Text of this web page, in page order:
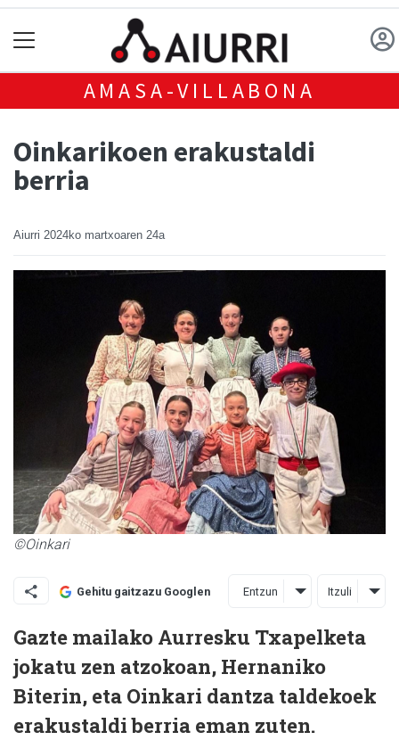
AMASA-VILLABONA
Oinkarikoen erakustaldi
berria
Aiurri 2024ko martxoaren 24a
©Oinkari
Gehitu gaitzazu Googlen Entzun Itzuli
Gazte mailako Aurres­ku Txapelketa
jokatu zen atzokoan, Hernaniko
Biterin, eta Oinkari dantza taldekoek
erakustaldi berria eman zuten.